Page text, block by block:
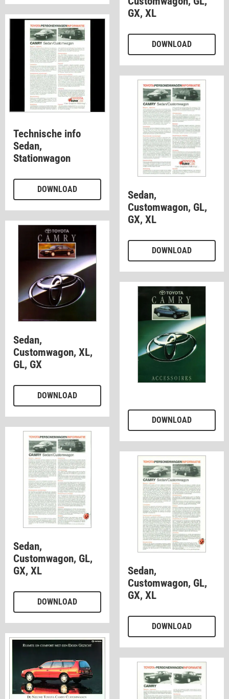
GX, XL
DOWNLOAD
Technische info
Sedan,
Stationwagon
DOWNLOAD
Sedan,
Customwagon, GL,
GX, XL
DOWNLOAD
Sedan,
Customwagon, XL,
GL, GX
DOWNLOAD
DOWNLOAD
Sedan,
Customwagon, GL,
GX, XL
DOWNLOAD
Sedan,
Customwagon, GL,
GX, XL
DOWNLOAD